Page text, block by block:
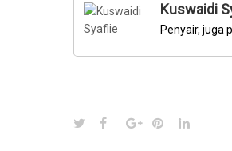
Kuswaidi
Penyair, juga